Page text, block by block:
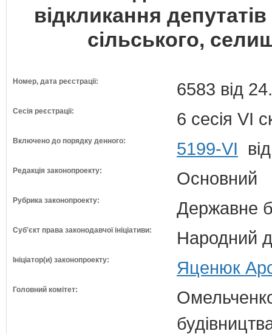
відкликання
сільського,
Номер, дата реєстрації: 6583 від
Сесія реєстрації: 6 сесія VI
Включено до порядку денного: 5199-VI
Редакція законопроекту: Основний
Рубрика законопроекту: Державне
Суб'єкт права законодавчої ініціативи: Народний
Ініціатор(и) законопроекту: Яценюк
Головний комітет: